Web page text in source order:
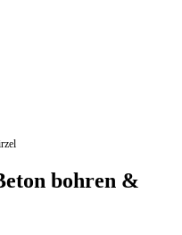
bohren &